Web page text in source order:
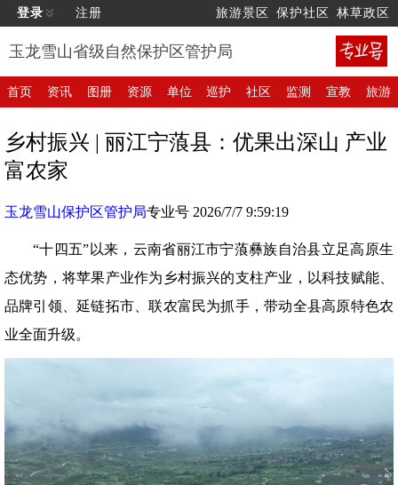
登录 注册 旅游景区 保护社区 林草政区
玉龙雪山省级自然保护区管护局
首页 资讯 图册 资源 单位 巡护 社区 监测 宣教 旅游
乡村振兴 | 丽江宁蒗县：优果出深山 产业
富农家
玉龙雪山保护区管护局专业号 2026/7/7 9:59:19
“十四五”以来，云南省丽江市宁蒗彝族自治县立足高原生
态优势，将苹果产业作为乡村振兴的支柱产业，以科技赋能、
品牌引领、延链拓市、联农富民为抓手，带动全县高原特色农
业全面升级。